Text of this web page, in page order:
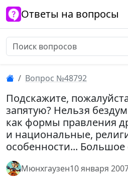
Ответы на вопросы
Вопрос №48792
Подскажите,
запятую? Нельзя
как формы правления
и национальные,
особенности... Большое
Мюнхгаузен10 января